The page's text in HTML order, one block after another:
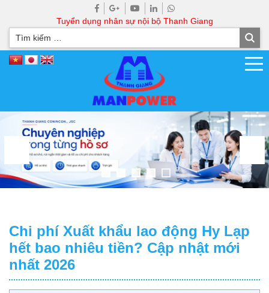
Tuyển dụng nhân sự nội bộ Thanh Giang
Chi phí Xuất khẩu lao động Hy Lạp
hết bao nhiêu tiền? Cập nhật mới
nhất 2026